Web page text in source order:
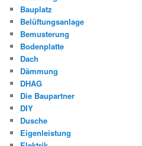
Bauplatz
Belüftungsanlage
Bemusterung
Bodenplatte
Dach
Dämmung
DHAG
Die Baupartner
DIY
Dusche
Eigenleistung